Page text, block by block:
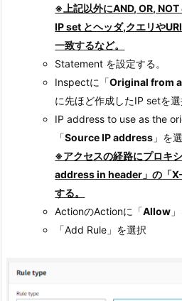
※上記以外にAND, OR, NOT
IP set とヘッダ,クエリや
一致するなど。
Statement を設定する。
Inspectに「Original from
に先ほど作成したIP setを選
IP address to use as the
「Source IP address 」を
※アクセスの経路にプロキ
address in header」の「
する。
ActionのActionに「Allow
「Add Rule」を選択